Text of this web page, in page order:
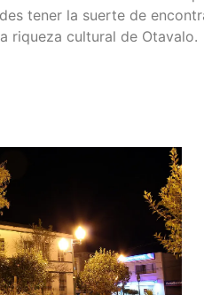
tener la suerte de
riqueza cultural de Otavalo.